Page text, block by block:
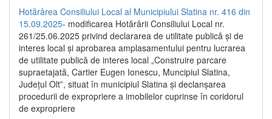
Hotărârea Consiliului Local al Municipiului Slatina nr. 416 din
15.09.2025- modificarea Hotărârii Consiliului Local nr.
261/25.06.2025 privind declararea de utilitate publică și de
interes local și aprobarea amplasamentului pentru lucrarea
de utilitate publică de interes local „Construire parcare
supraetajată, Cartier Eugen Ionescu, Muncipiul Slatina,
Județul Olt”, situat în municipiul Slatina și declanșarea
procedurii de expropriere a imobilelor cuprinse în coridorul
de expropriere